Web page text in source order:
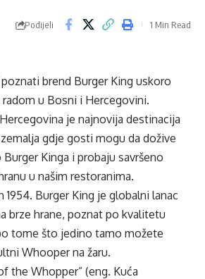
Podijeli 1 Min Read
brend Burger King uskoro
radom u Bosni i Hercegovini.
je najnovija destinacija
gdje gosti mogu da dožive
Kinga i probaju savršeno
u našim restoranima.
1954. Burger King je globalni lanac
brze hrane, poznat po kvalitetu
tome što jedino tamo možete
Whooper na žaru.
the Whopper” (eng. Kuća